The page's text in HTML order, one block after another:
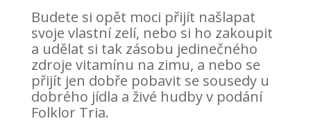
Budete si opět moci přijít našlapat
svoje vlastní zelí, nebo si ho zakoupit
a udělat si tak zásobu jedinečného
zdroje vitamínu na zimu, a nebo se
přijít jen dobře pobavit se sousedy u
dobrého jídla a živé hudby v podání
Folklor Tria.